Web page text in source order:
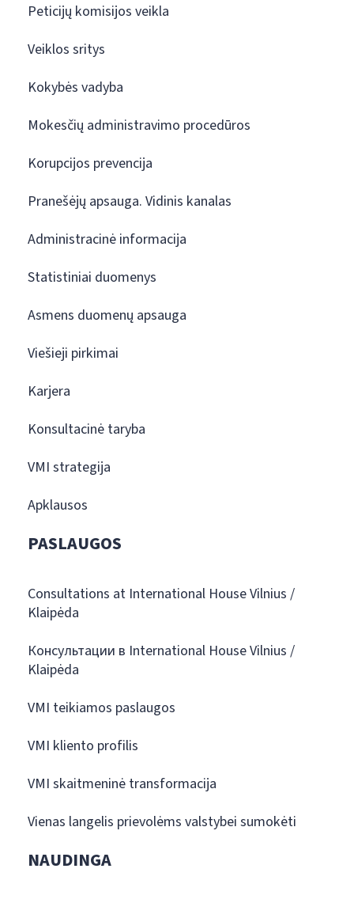
Peticijų komisijos veikla
Veiklos sritys
Kokybės vadyba
Mokesčių administravimo procedūros
Korupcijos prevencija
Pranešėjų apsauga. Vidinis kanalas
Administracinė informacija
Statistiniai duomenys
Asmens duomenų apsauga
Viešieji pirkimai
Karjera
Konsultacinė taryba
VMI strategija
Apklausos
PASLAUGOS
Consultations at International House Vilnius /
Klaipėda
Консультации в International House Vilnius /
Klaipėda
VMI teikiamos paslaugos
VMI kliento profilis
VMI skaitmeninė transformacija
Vienas langelis prievolėms valstybei sumokėti
NAUDINGA